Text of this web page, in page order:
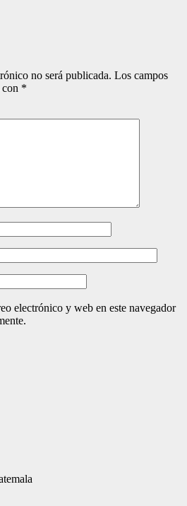
no será publicada. Los campos
*
electrónico y web en este navegador